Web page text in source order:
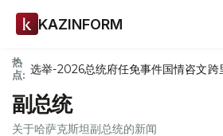
KAZINFORM
热
点: 选举-2026总统府任免事件国情咨文跨
副总统
关于哈萨克斯坦副总统的新闻